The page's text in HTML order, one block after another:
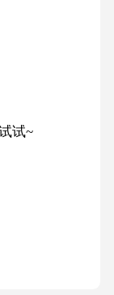
试~